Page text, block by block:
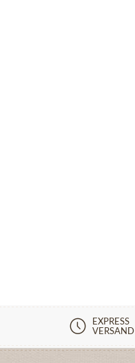
EXPRESS
VERSAND